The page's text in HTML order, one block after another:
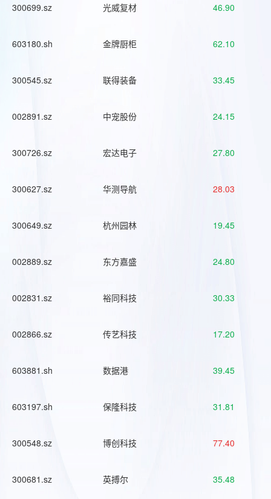
300699.sz 光威复材 46.90
603180.sh 金牌厨柜 62.10
300545.sz 联得装备 33.45
002891.sz 中宠股份 24.15
300726.sz 宏达电子 27.80
300627.sz 华测导航 28.03
300649.sz 杭州园林 19.45
002889.sz 东方嘉盛 24.80
002831.sz 裕同科技 30.33
002866.sz 传艺科技 17.20
603881.sh 数据港 39.45
603197.sh 保隆科技 31.81
300548.sz 博创科技 77.40
300681.sz 英搏尔 35.48